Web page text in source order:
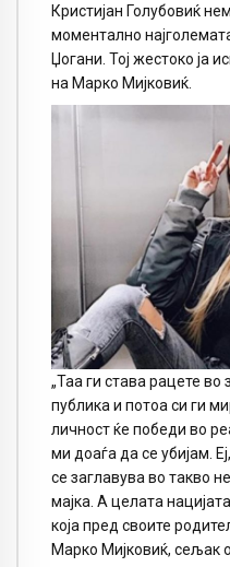
Кристијан Голубовиќ
моментално
Џогани. Тој жестоко ја
на Марко Миjковиќ.
„Таа ги става рацете
публика и потоа си ги
личност ќе победи во
ми доаѓа да се убијам.
се заглавува во такво
мајка. А целата
која пред своите
Марко Миjковиќ, сељак